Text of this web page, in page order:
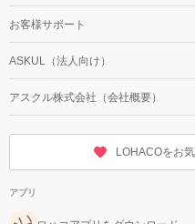
お客様サポート
ASKUL（法人向け）
アスクル株式会社（会社概要）
LOHACOをお
アプリ